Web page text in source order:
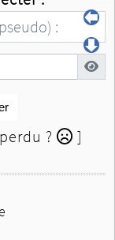
? ]